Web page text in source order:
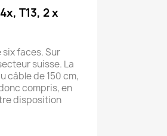
T13, 2 x
faces. Sur
suisse. La
câble de 150 cm,
compris, en
disposition